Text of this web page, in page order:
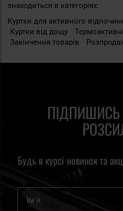
знаходиться в категоріях:
Куртки для активного
Куртки від дощу
Закінчення товарів
Будь в курсі новинок та